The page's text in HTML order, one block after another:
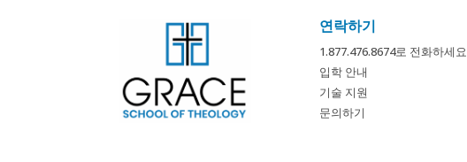
연락하기
1.877.476.8674로 전화하세요
입학 안내
기술 지원
문의하기